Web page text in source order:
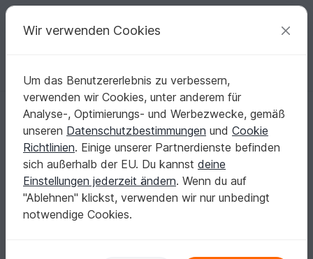
Deine kreativen Ideen
Deutsch | € (EUR) einloggen Kostenlos registrieren
Startseite Stricken Babys Sets Bekleidung
Baby-Set Mädchen stricken
Baby-Set Mädchen stricken
Wir verwenden Cookies
Um das Benutzererlebnis zu verbessern,
verwenden wir Cookies, unter anderem für
Analyse-, Optimierungs- und Werbezwecke, gemäß
unseren Datenschutzbestimmungen und Cookie
Richtlinien. Einige unserer Partnerdienste befinden
sich außerhalb der EU. Du kannst deine
Einstellungen jederzeit ändern. Wenn du auf
"Ablehnen" klickst, verwenden wir nur unbedingt
notwendige Cookies.